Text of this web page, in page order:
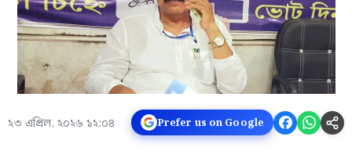
২৩ এপ্রিল, ২০২৬ ১২:০৪ Prefer us on Google